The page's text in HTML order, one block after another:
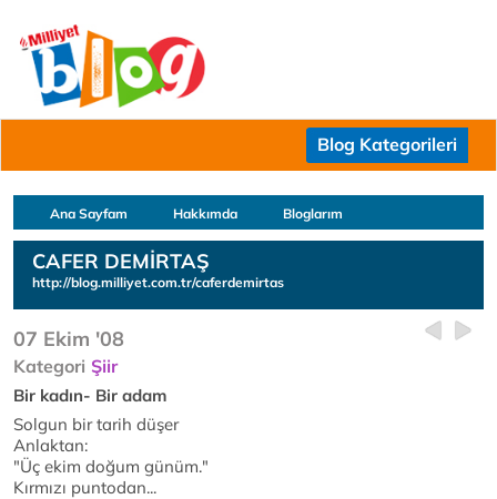
Blog Kategorileri
Ana Sayfam Hakkımda Bloglarım
CAFER DEMİRTAŞ
http://blog.milliyet.com.tr/caferdemirtas
07 Ekim '08
Kategori Şiir
Bir kadın- Bir adam
Solgun bir tarih düşer
Anlaktan:
"Üç ekim doğum günüm."
Kırmızı puntodan...